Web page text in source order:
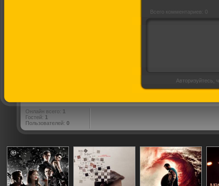
Всего комментариев: 0
Авторизуйтесь,
Онлайн всего: 1
Гостей: 1
Пользователей: 0